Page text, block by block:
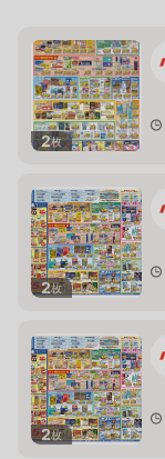
2枚
2枚
2枚